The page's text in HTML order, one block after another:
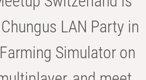
LAN Party in
Simulator on